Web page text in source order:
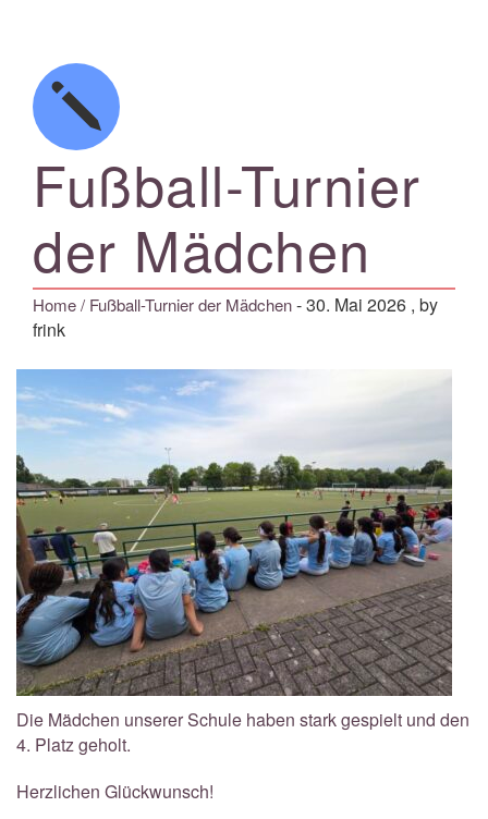
Fußball-Turnier
der Mädchen
Home/ Fußball-Turnier der Mädchen-30. Mai 2026 , by
frink
Die Mädchen unserer Schule haben stark gespielt und den
4. Platz geholt.
Herzlichen Glückwunsch!